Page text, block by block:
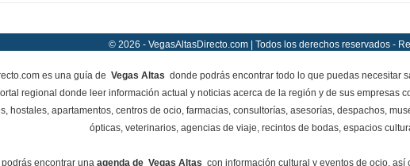
© 2026 - VegasAltasDirecto.com | Todos los derechos reservados -
es una guía de Vegas Altas donde podrás encontrar todo lo que puedas necesitar
regional donde leer información actual y noticias acerca de la región y de sus empresas
hostales, apartamentos, centros de ocio, farmacias, consultorías, asesorías, despachos,
ópticas, veterinarios, agencias de viaje, recintos de bodas, espacios
encontrar una agenda de Vegas Altas con información cultural y eventos de ocio, así